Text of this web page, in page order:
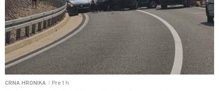
CRNA HRONIKA Pre 1 h